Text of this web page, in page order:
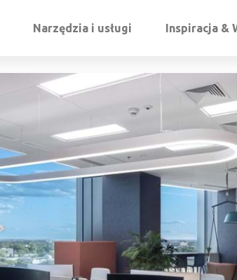
Narzędzia i usługi Inspiracja &